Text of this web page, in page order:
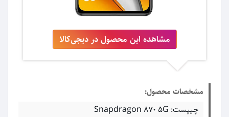
مشاهده این محصول در دیجی‌کالا
مشخصات محصول:
چیپست: Snapdragon 870 5G